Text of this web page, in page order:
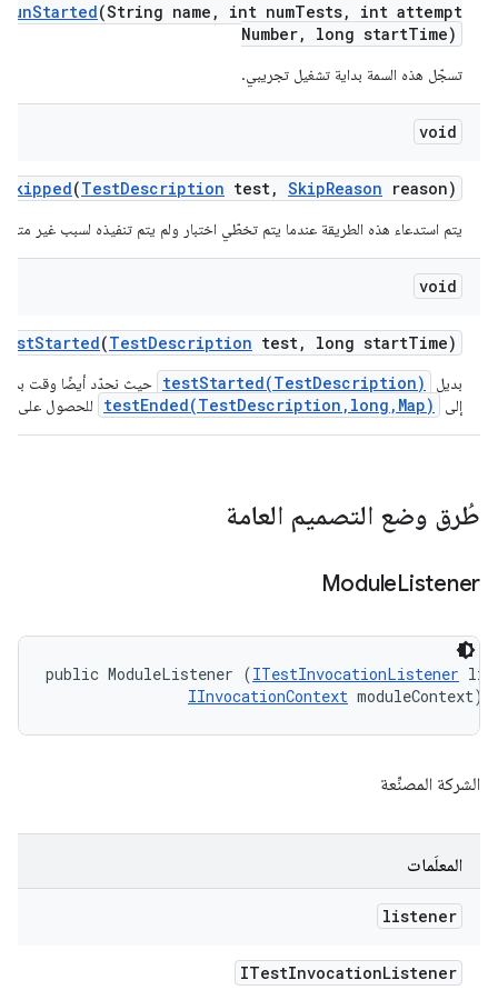
RunStarted(String name , int numTests,
int attempt
Number, long startTime)
تسجّل هذه السمة بداية تشغيل تجريبي.
void
Skipped(TestDescription test, SkipReason reason)
يتم استدعاء هذه الطريقة عندما يتم تخطّي اختبار ولم يتم تنفيذه لسبب غير
void
Started(TestDescription test, long startTime)
بديل testStarted(TestDescription) حيث نحدّد أيضًا وقت بدء
إلى
testEnded(TestDescription,long,Map) للحصول على
طُرق وضع التصميم العامة
ModuleListener
public ModuleListener (ITestInvocationListener
IInvocationContext moduleContext)
الشركة المصنِّعة
المعلَمات
listener
ITestInvocationListener